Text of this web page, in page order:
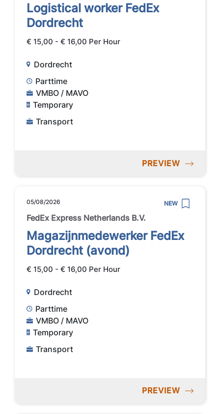
Logistical worker FedEx
Dordrecht
€ 15,00 - € 16,00 Per Hour
Dordrecht
Parttime
VMBO / MAVO
Temporary
Transport
PREVIEW
05/08/2026 NEW
FedEx Express Netherlands B.V.
Magazijnmedewerker FedEx
Dordrecht (avond)
€ 15,00 - € 16,00 Per Hour
Dordrecht
Parttime
VMBO / MAVO
Temporary
Transport
PREVIEW